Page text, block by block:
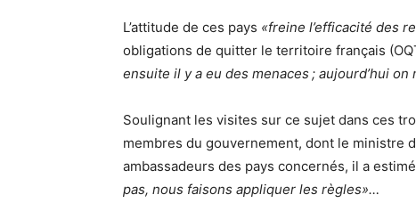
L’attitude de ces pays «freine l’efficacité des
obligations de quitter le territoire français
ensuite il y a eu des menaces ; aujourd’hui on
Soulignant les visites sur ce sujet dans ces
membres du gouvernement, dont le ministre
ambassadeurs des pays concernés, il a estimé
pas, nous faisons appliquer les règles»…